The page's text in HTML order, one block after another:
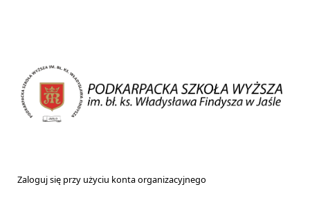
Zaloguj się przy użyciu konta organizacyjnego